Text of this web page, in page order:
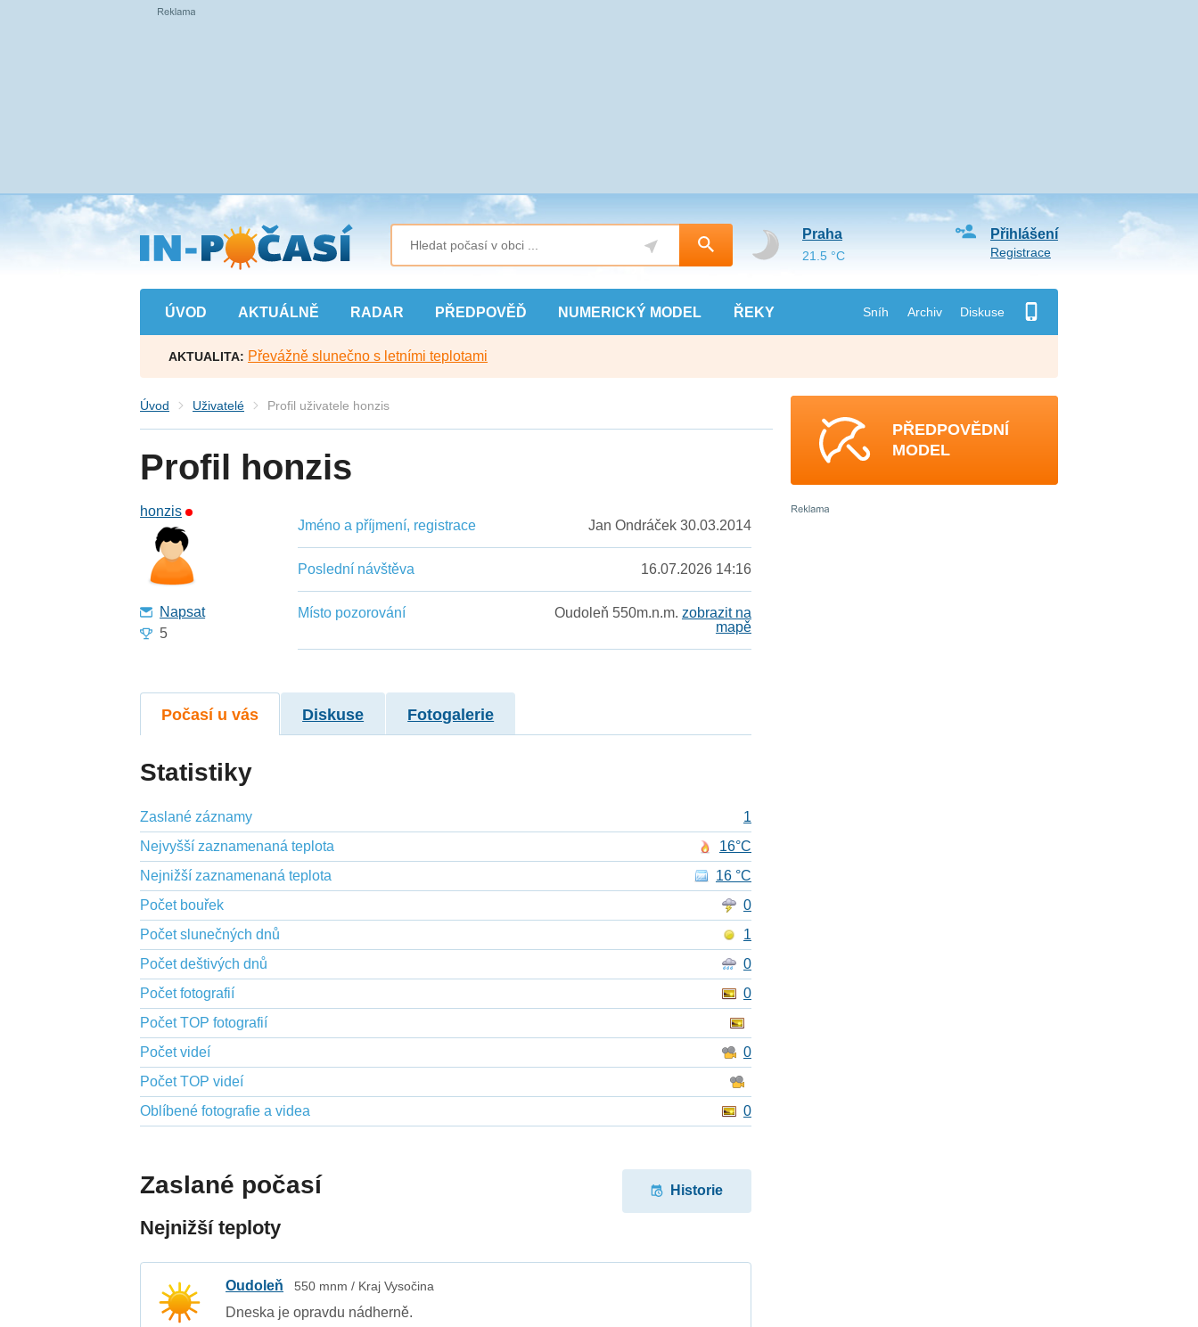
Přejít
na
hlavní
obsah
ÚVOD AKTUÁLNĚ RADAR PŘEDPOVĚĎ NUMERICKÝ MODEL ŘEKY Sníh Archiv Diskuse
Přihlášení
Registrace
Praha
21.5 °C
AKTUALITA: Převážně slunečno s letními teplotami
Úvod Uživatelé Profil uživatele honzis
Profil honzis
honzis
Napsat
5
Jméno a příjmení, registrace Jan Ondráček 30.03.2014
Poslední návštěva 16.07.2026 14:16
Místo pozorování Oudoleň 550m.n.m. zobrazit na
mapě
Počasí u vás Diskuse Fotogalerie
Statistiky
Zaslané záznamy
1
Nejvyšší zaznamenaná teplota
16°C
Nejnižší zaznamenaná teplota
16 °C
Počet bouřek
0
Počet slunečných dnů
1
Počet deštivých dnů
0
Počet fotografií
0
Počet TOP fotografií
Počet videí
0
Počet TOP videí
Oblíbené fotografie a videa
0
Zaslané počasí
Nejnižší teploty
Historie
Oudoleň 550 mnm / Kraj Vysočina
Dneska je opravdu nádherně.
PŘEDPOVĚDNÍ
MODEL